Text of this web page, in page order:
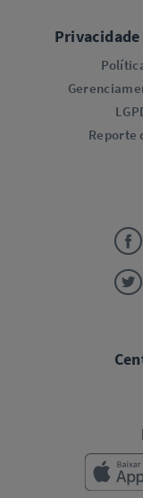
Reporte